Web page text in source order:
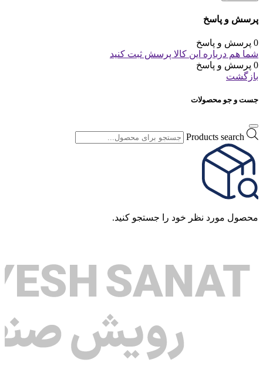
پرسش و پاسخ
0 پرسش و پاسخ
شما هم درباره این کالا پرسش ثبت کنید
0 پرسش و پاسخ
بازگشت
جست و جو محصولات
Products search
محصول مورد نظر خود را جستجو کنید.